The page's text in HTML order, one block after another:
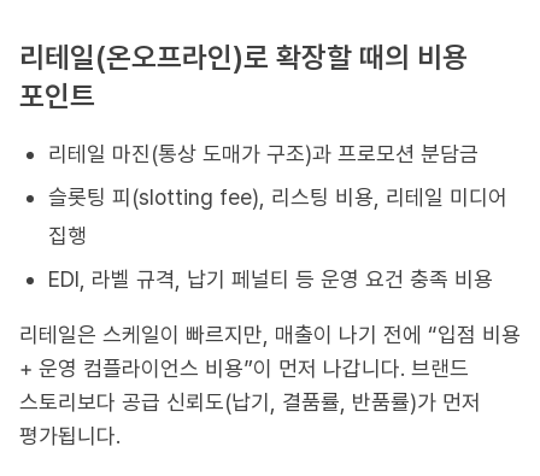
리테일(온오프라인)로 확장할 때의 비용
포인트
리테일 마진(통상 도매가 구조)과 프로모션 분담금
슬롯팅 피(slotting fee), 리스팅 비용, 리테일 미디어
집행
EDI, 라벨 규격, 납기 페널티 등 운영 요건 충족 비용
리테일은 스케일이 빠르지만, 매출이 나기 전에 “입점 비용
+ 운영 컴플라이언스 비용”이 먼저 나갑니다. 브랜드
스토리보다 공급 신뢰도(납기, 결품률, 반품률)가 먼저
평가됩니다.